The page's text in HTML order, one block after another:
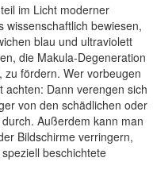
im Licht moderner
wissenschaftlich bewiesen,
blau und ultraviolett
die Makula-Degeneration
zu fördern. Wer vorbeugen
achten: Dann verengen sich
von den schädlichen oder
Außerdem kann man
Bildschirme verringern,
beschichtete